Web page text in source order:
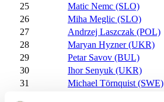
25
Matic Nemc (SLO)
26
Miha Meglic (SLO)
27
Andrzej Laszczak (POL)
28
Maryan Hyzner (UKR)
29
Petar Savov (BUL)
30
Ihor Senyuk (UKR)
31
Michael Törnquist (SWE)